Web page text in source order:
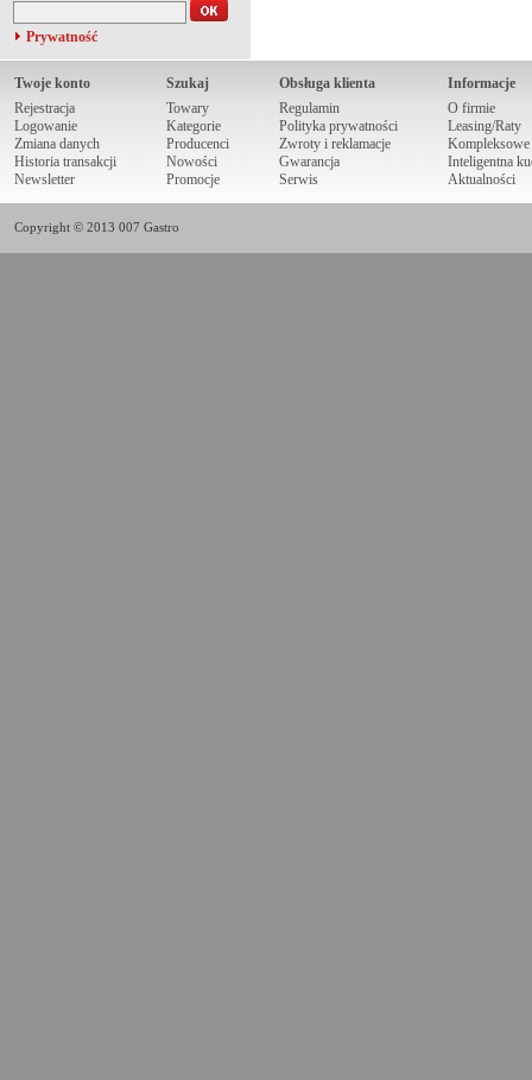
Prywatność
Twoje konto
Rejestracja
Logowanie
Zmiana danych
Historia transakcji
Newsletter
Szukaj
Towary
Kategorie
Producenci
Nowości
Promocje
Obsługa klienta
Regulamin
Polityka prywatności
Zwroty i reklamacje
Gwarancja
Serwis
Informacje
O firmie
Leasing/Raty
Kompleksowe
Inteligentna
Aktualności
Copyright © 2013 007 Gastro